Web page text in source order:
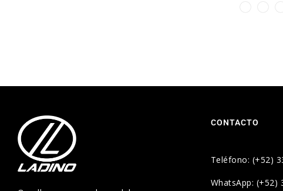
CONTACTO
Teléfono: (+52)
WhatsApp: (+52)